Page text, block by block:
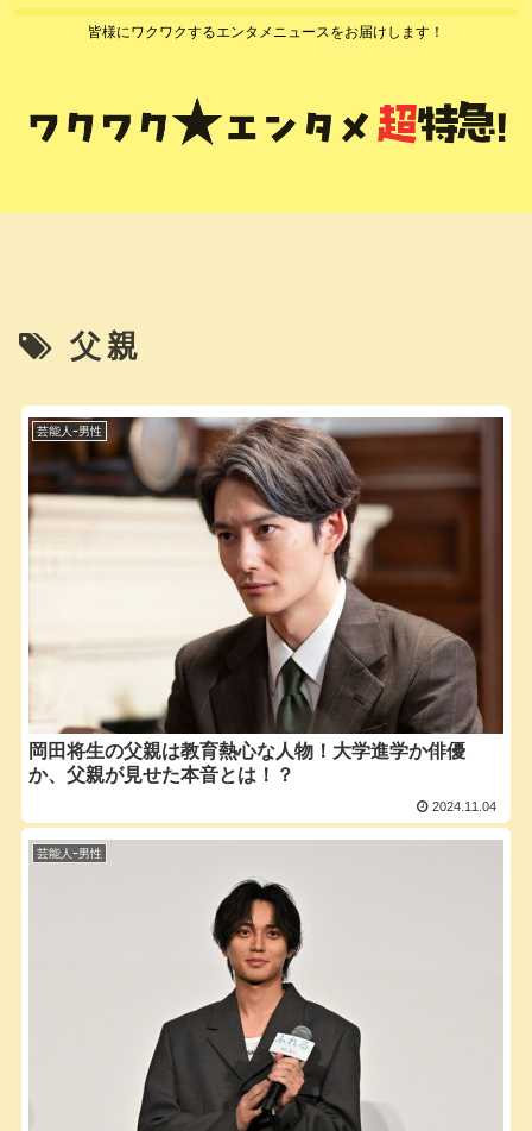
皆様にワクワクするエンタメニュースをお届けします！
父親
芸能人ｰ男性
岡田将生の父親は教育熱心な人物！大学進学か俳優
か、父親が見せた本音とは！？
2024.11.04
芸能人ｰ男性